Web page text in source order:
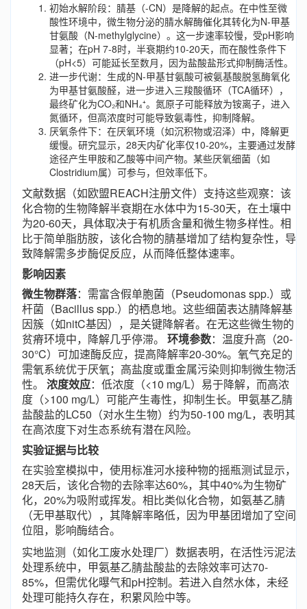
初始水解阶段：腈基（-CN）是降解的起点。在中性至微
酸性环境中，微生物分泌的腈水解酶催化其转化为N-甲基
甘氨酸（N-methylglycine）。这一步速率较慢，受pH影响
显著；在pH 7-8时，半衰期约10-20天，而在酸性条件下
（pH<5）可能延长至数月，因为盐酸盐形式抑制酶活性。
进一步代谢：生成的N-甲基甘氨酸可被氨基酸脱氢酶氧化
为甲基甘氨酸醛，进一步进入三羧酸循环（TCA循环），
最终矿化为CO₂和NH₄⁺。氮原子可能释放为铵离子，进入
氮循环，但高浓度时可能导致氨毒性，抑制降解。
厌氧条件下：在厌氧环境（如沉积物或沼泽）中，降解更
缓慢。研究显示，28天内矿化率仅10-20%，主要通过发酵
途径产生甲胺和乙酸等中间产物。某些厌氧细菌（如
Clostridium属）可参与，但效率低下。
文献数据（如欧盟REACH注册文件）支持这些观察：该
化合物的生物降解半衰期在水体中为15-30天，在土壤中
为20-60天，具体取决于有机质含量和微生物多样性。相
比于简单脂肪胺，该化合物的腈基增加了结构复杂性，导
致降解需多步酶促反应，从而降低整体速率。
影响因素
微生物群落：需富含假单胞菌（Pseudomonas spp.）或
杆菌（Bacillus spp.）的栖息地。这些细菌表达腈降解基
因簇（如nitC基因），是关键降解者。在无这些微生物的
贫瘠环境中，降解几乎停滞。 环境参数：温度升高（20-
30°C）可加速酶反应，提高降解率20-30%。氧气充足的
需氧系统优于厌氧；高盐度或重金属污染则抑制微生物活
性。 浓度效应：低浓度（<10 mg/L）易于降解，而高浓
度（>100 mg/L）可能产生毒性，抑制生长。甲氨基乙腈
盐酸盐的LC50（对水生生物）约为50-100 mg/L，表明其
在高浓度下对生态系统有潜在风险。
实验证据与比较
在实验室模拟中，使用标准河水接种物的摇瓶测试显示，
28天后，该化合物的去除率达60%，其中40%为生物矿
化，20%为吸附或挥发。相比类似化合物，如氨基乙腈
（无甲基取代），其降解率略低，因为甲基团增加了空间
位阻，影响酶结合。
实地监测（如化工废水处理厂）数据表明，在活性污泥法
处理系统中，甲氨基乙腈盐酸盐的去除效率可达70-
85%，但需优化曝气和pH控制。若进入自然水体，未经
处理可能持久存在，积累风险中等。